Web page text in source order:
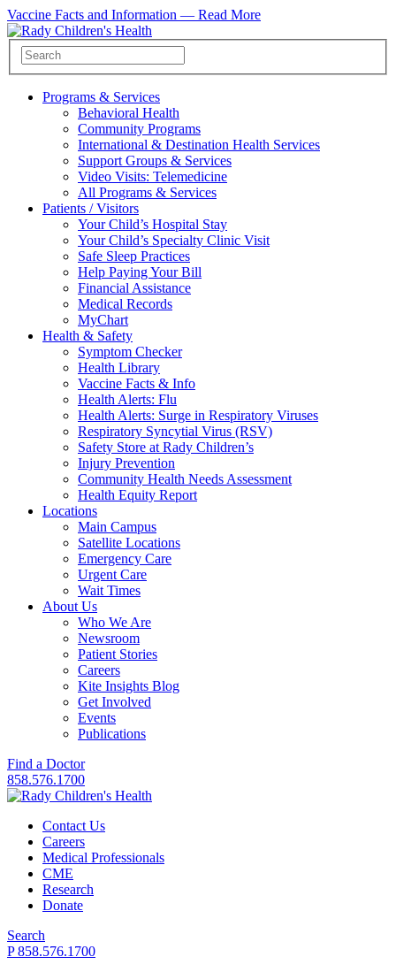
Vaccine Facts and Information — Read More
Programs & Services
Behavioral Health
Community Programs
International & Destination Health Services
Support Groups & Services
Video Visits: Telemedicine
All Programs & Services
Patients / Visitors
Your Child’s Hospital Stay
Your Child’s Specialty Clinic Visit
Safe Sleep Practices
Help Paying Your Bill
Financial Assistance
Medical Records
MyChart
Health & Safety
Symptom Checker
Health Library
Vaccine Facts & Info
Health Alerts: Flu
Health Alerts: Surge in Respiratory Viruses
Respiratory Syncytial Virus (RSV)
Safety Store at Rady Children’s
Injury Prevention
Community Health Needs Assessment
Health Equity Report
Locations
Main Campus
Satellite Locations
Emergency Care
Urgent Care
Wait Times
About Us
Who We Are
Newsroom
Patient Stories
Careers
Kite Insights Blog
Get Involved
Events
Publications
Find a Doctor
858.576.1700
Contact Us
Careers
Medical Professionals
CME
Research
Donate
Search
P 858.576.1700